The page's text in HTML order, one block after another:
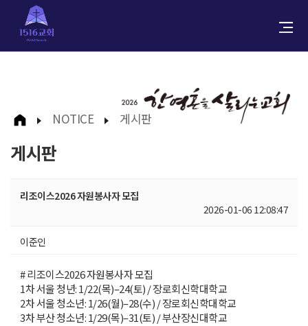
NOTICE 게시판
게시판
리조이스2026 자원봉사자 모집
2026-01-06 12:08:47
이준인
# 리조이스2026 자원봉사자 모집
1차 서울 청년: 1/22(목)–24(토) / 장로회신학대학교
2차 서울 청소년: 1/26(월)–28(수) / 장로회신학대학교
3차 부산 청소년: 1/29(목)–31(토) / 부산장신대학교